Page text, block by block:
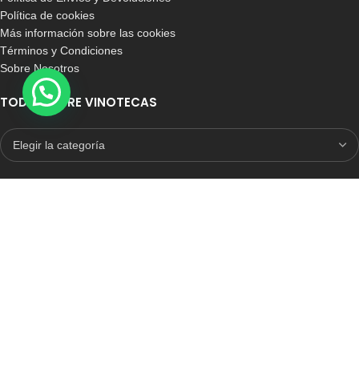
Política de cookies
Más información sobre las cookies
Términos y Condiciones
Sobre Nosotros
TODO SOBRE VINOTECAS